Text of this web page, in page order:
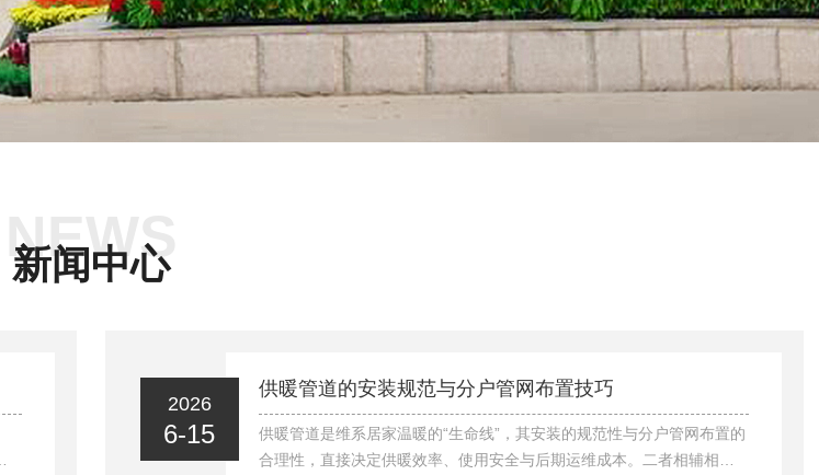
NEWS
新闻中心
2026
6-15
供暖管道的安装规范与分户管网布置技巧
供暖管道是维系居家温暖的“生命线”，其安装的规范性与分户管网布置的
合理性，直接决定供暖效率、使用安全与后期运维成本。二者相辅相